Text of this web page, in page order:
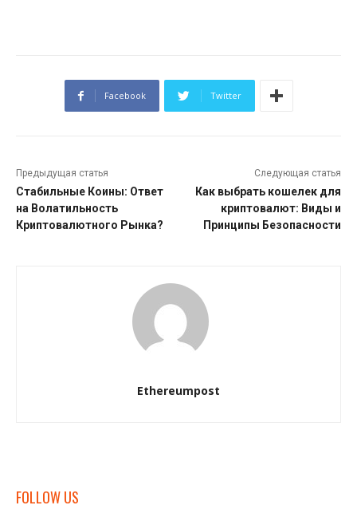
Facebook Twitter
Предыдущая статья
Стабильные Коины: Ответ
на Волатильность
Криптовалютного Рынка?
Следующая статья
Как выбрать кошелек для
криптовалют: Виды и
Принципы Безопасности
Ethereumpost
FOLLOW US